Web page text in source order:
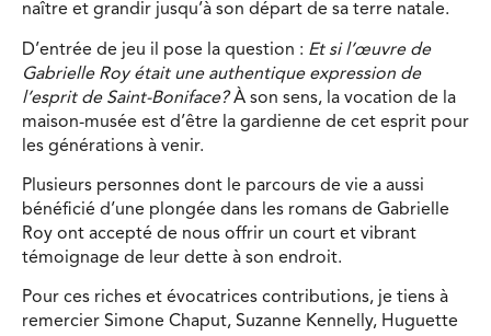
naître et grandir jusqu’à son départ de sa terre natale.
D’entrée de jeu il pose la question : Et si l’œuvre de
Gabrielle Roy était une authentique expression de
l’esprit de Saint-Boniface?À son sens, la vocation de la
maison-musée est d’être la gardienne de cet esprit pour
les générations à venir.
Plusieurs personnes dont le parcours de vie a aussi
bénéficié d’une plongée dans les romans de Gabrielle
Roy ont accepté de nous offrir un court et vibrant
témoignage de leur dette à son endroit.
Pour ces riches et évocatrices contributions, je tiens à
remercier Simone Chaput, Suzanne Kennelly, Huguette